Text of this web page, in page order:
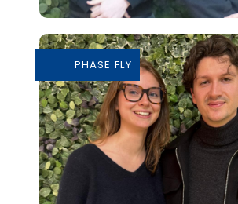
apprendre les mathématiques
En savoir plus
PHASE FLY